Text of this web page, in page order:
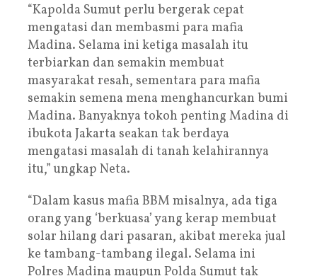
“Kapolda Sumut perlu bergerak cepat
mengatasi dan membasmi para mafia
Madina. Selama ini ketiga masalah itu
terbiarkan dan semakin membuat
masyarakat resah, sementara para mafia
semakin semena mena menghancurkan bumi
Madina. Banyaknya tokoh penting Madina di
ibukota Jakarta seakan tak berdaya
mengatasi masalah di tanah kelahirannya
itu,” ungkap Neta.
“Dalam kasus mafia BBM misalnya, ada tiga
orang yang ‘berkuasa’ yang kerap membuat
solar hilang dari pasaran, akibat mereka jual
ke tambang-tambang ilegal. Selama ini
Polres Madina maupun Polda Sumut tak